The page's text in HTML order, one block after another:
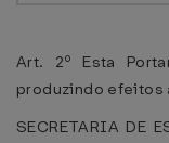
Art. 2º Esta
produzindo efeitos
SECRETARIA DE